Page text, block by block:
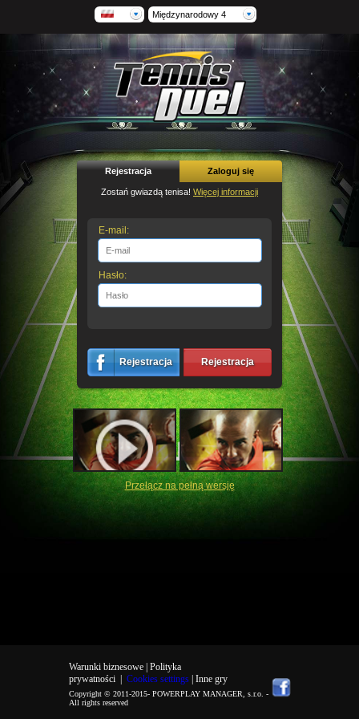
Międzynarodowy 4
Rejestracja Zaloguj się
Zostań gwiazdą tenisa! Więcej informacji
E-mail:
Hasło:
Rejestracja Rejestracja
Przełącz na pełną wersję
Warunki biznesowe | Polityka
prywatności| Cookies settings | Inne gry
Copyright © 2011-2015- POWERPLAY MANAGER, s.r.o. -
All rights reserved